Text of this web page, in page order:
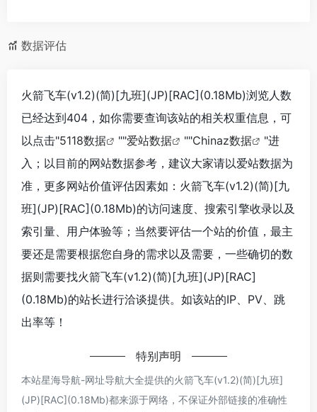
数据评估
火箭飞车(v1.2)(简)[九班](JP)[RAC](0.18Mb)浏览人数
已经达到404，如你需要查询该站的相关权重信息，可
以点击"5118数据 ""爱站数据 ""Chinaz数据
"进
入；以目前的网站数据参考，建议大家请以爱站数据为
准，更多网站价值评估因素如：火箭飞车(v1.2)(简)[九
班](JP)[RAC](0.18Mb)的访问速度、搜索引擎收录以及
索引量、用户体验等；当然要评估一个站的价值，最主
要还是需要根据您自身的需求以及需要，一些确切的数
据则需要找火箭飞车(v1.2)(简)[九班](JP)[RAC]
(0.18Mb)的站长进行洽谈提供。如该站的IP、PV、跳
出率等！
特别声明
本站星海导航-网址导航大全提供的火箭飞车(v1.2)(简)[九班]
(JP)[RAC](0.18Mb)都来源于网络，不保证外部链接的准确性